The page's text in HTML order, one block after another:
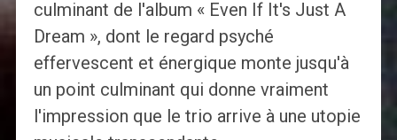
culminant de l'album « Even If It's Just A
Dream », dont le regard psyché
effervescent et énergique monte jusqu'à
un point culminant qui donne vraiment
l'impression que le trio arrive à une utopie